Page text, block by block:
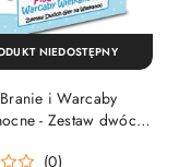
i Warcaby
- Zestaw dwóch
(0)
NIEDOSTĘPNY